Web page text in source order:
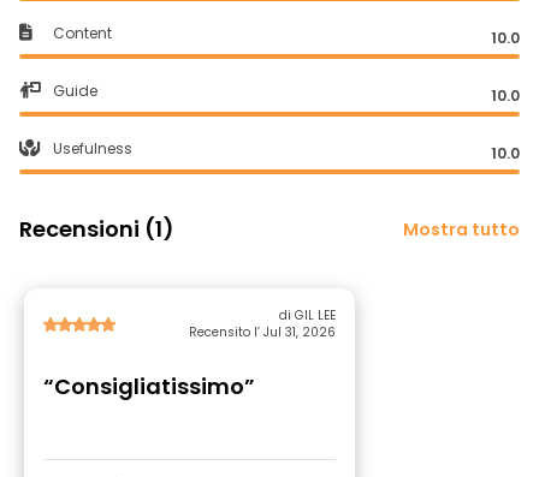
Content 10.0
Guide 10.0
Usefulness 10.0
Recensioni (1) Mostra tutto
di GIL LEE
Recensito l’ Jul 31, 2026
“Consigliatissimo”